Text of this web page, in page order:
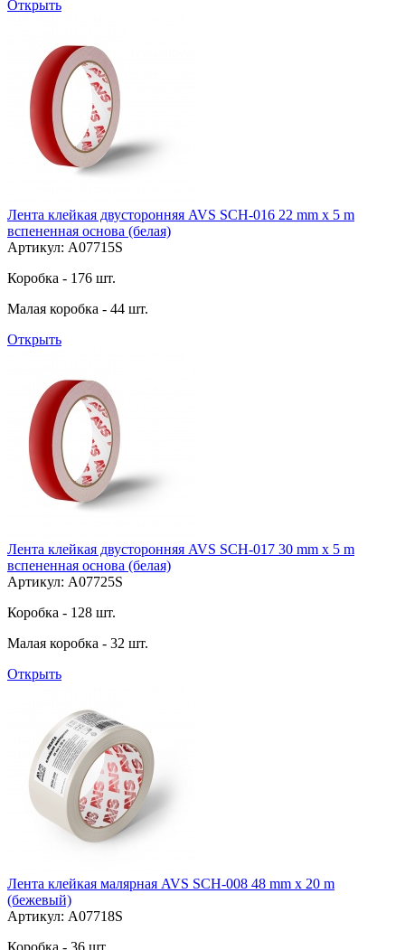
Открыть
Лента клейкая двусторонняя AVS SCH-016 22 mm x 5 m
вспененная основа (белая)
Артикул: A07715S
Коробка - 176 шт.
Малая коробка - 44 шт.
Открыть
Лента клейкая двусторонняя AVS SCH-017 30 mm x 5 m
вспененная основа (белая)
Артикул: A07725S
Коробка - 128 шт.
Малая коробка - 32 шт.
Открыть
Лента клейкая малярная AVS SCH-008 48 mm x 20 m
(бежевый)
Артикул: A07718S
Коробка - 36 шт.